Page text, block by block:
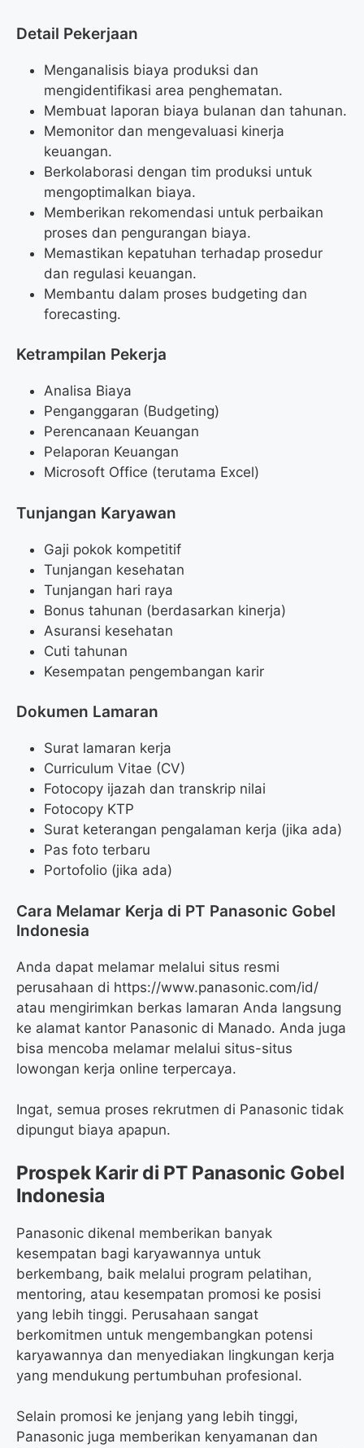
Detail Pekerjaan
Menganalisis biaya produksi dan
mengidentifikasi area penghematan.
Membuat laporan biaya bulanan dan tahunan.
Memonitor dan mengevaluasi kinerja
keuangan.
Berkolaborasi dengan tim produksi untuk
mengoptimalkan biaya.
Memberikan rekomendasi untuk perbaikan
proses dan pengurangan biaya.
Memastikan kepatuhan terhadap prosedur
dan regulasi keuangan.
Membantu dalam proses budgeting dan
forecasting.
Ketrampilan Pekerja
Analisa Biaya
Penganggaran (Budgeting)
Perencanaan Keuangan
Pelaporan Keuangan
Microsoft Office (terutama Excel)
Tunjangan Karyawan
Gaji pokok kompetitif
Tunjangan kesehatan
Tunjangan hari raya
Bonus tahunan (berdasarkan kinerja)
Asuransi kesehatan
Cuti tahunan
Kesempatan pengembangan karir
Dokumen Lamaran
Surat lamaran kerja
Curriculum Vitae (CV)
Fotocopy ijazah dan transkrip nilai
Fotocopy KTP
Surat keterangan pengalaman kerja (jika ada)
Pas foto terbaru
Portofolio (jika ada)
Cara Melamar Kerja di PT Panasonic Gobel
Indonesia
Anda dapat melamar melalui situs resmi
perusahaan di https://www.panasonic.com/id/
atau mengirimkan berkas lamaran Anda langsung
ke alamat kantor Panasonic di Manado. Anda juga
bisa mencoba melamar melalui situs-situs
lowongan kerja online terpercaya.
Ingat, semua proses rekrutmen di Panasonic tidak
dipungut biaya apapun.
Prospek Karir di PT Panasonic Gobel
Indonesia
Panasonic dikenal memberikan banyak
kesempatan bagi karyawannya untuk
berkembang, baik melalui program pelatihan,
mentoring, atau kesempatan promosi ke posisi
yang lebih tinggi. Perusahaan sangat
berkomitmen untuk mengembangkan potensi
karyawannya dan menyediakan lingkungan kerja
yang mendukung pertumbuhan profesional.
Selain promosi ke jenjang yang lebih tinggi,
Panasonic juga memberikan kenyamanan dan